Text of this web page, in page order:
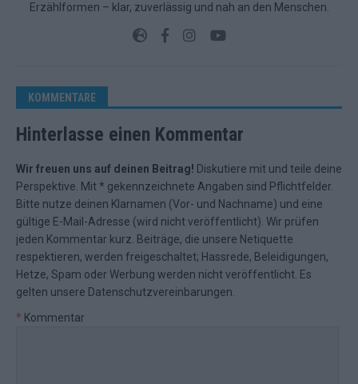
Erzählformen – klar, zuverlässig und nah an den Menschen.
KOMMENTARE
Hinterlasse einen Kommentar
Wir freuen uns auf deinen Beitrag! Diskutiere mit und teile deine
Perspektive. Mit * gekennzeichnete Angaben sind Pflichtfelder.
Bitte nutze deinen Klarnamen (Vor- und Nachname) und eine
gültige E-Mail-Adresse (wird nicht veröffentlicht). Wir prüfen
jeden Kommentar kurz. Beiträge, die unsere Netiquette
respektieren, werden freigeschaltet; Hassrede, Beleidigungen,
Hetze, Spam oder Werbung werden nicht veröffentlicht. Es
gelten unsere Datenschutzvereinbarungen
* Kommentar